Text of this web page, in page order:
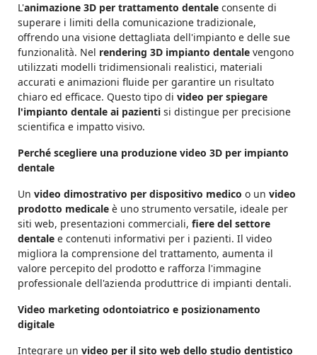
L'animazione 3D per trattamento dentale consente di
superare i limiti della comunicazione tradizionale,
offrendo una visione dettagliata dell'impianto e delle sue
funzionalità. Nel rendering 3D impianto dentale vengono
utilizzati modelli tridimensionali realistici, materiali
accurati e animazioni fluide per garantire un risultato
chiaro ed efficace. Questo tipo di video per spiegare
l'impianto dentale ai pazienti si distingue per precisione
scientifica e impatto visivo.
Perché scegliere una produzione video 3D per impianto
dentale
Un video dimostrativo per dispositivo medico o un video
prodotto medicale è uno strumento versatile, ideale per
siti web, presentazioni commerciali, fiere del settore
dentale e contenuti informativi per i pazienti. Il video
migliora la comprensione del trattamento, aumenta il
valore percepito del prodotto e rafforza l'immagine
professionale dell'azienda produttrice di impianti dentali.
Video marketing odontoiatrico e posizionamento
digitale
Integrare un video per il sito web dello studio dentistico